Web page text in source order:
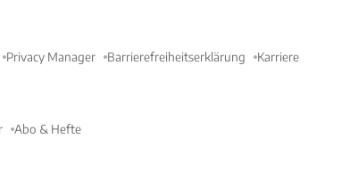
Privacy Manager Barrierefreiheitserklärung Karriere
Abo & Hefte